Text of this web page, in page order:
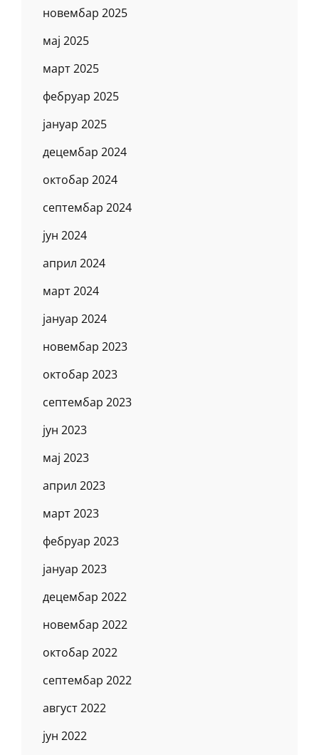
новембар 2025
мај 2025
март 2025
фебруар 2025
јануар 2025
децембар 2024
октобар 2024
септембар 2024
јун 2024
април 2024
март 2024
јануар 2024
новембар 2023
октобар 2023
септембар 2023
јун 2023
мај 2023
април 2023
март 2023
фебруар 2023
јануар 2023
децембар 2022
новембар 2022
октобар 2022
септембар 2022
август 2022
јун 2022